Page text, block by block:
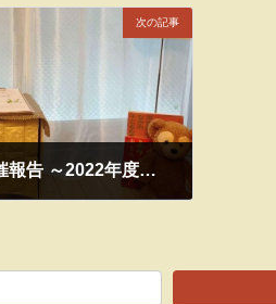
次の記事
11月6日 絵本講座 開催報告 ～2022年度第2期 #1